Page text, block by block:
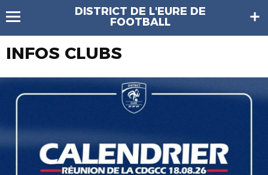
DISTRICT DE L'EURE DE
FOOTBALL
INFOS CLUBS